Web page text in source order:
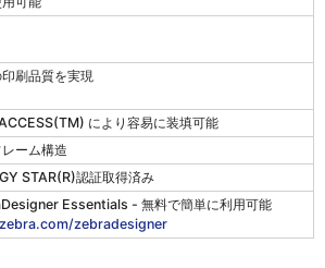
刷品質を実現
により容易に装填可能
ーム構造
STAR(R)認証取得済み
Essentials - 無料で簡単に利用可能
zebradesigner